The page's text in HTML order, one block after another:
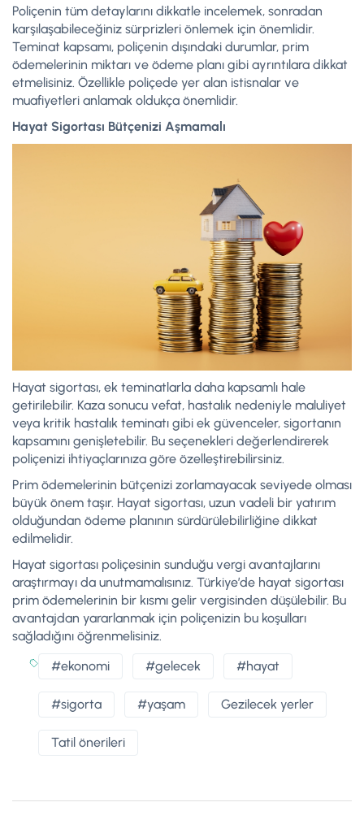
Poliçenin tüm detaylarını dikkatle incelemek, sonradan
karşılaşabileceğiniz sürprizleri önlemek için önemlidir.
Teminat kapsamı, poliçenin dışındaki durumlar, prim
ödemelerinin miktarı ve ödeme planı gibi ayrıntılara dikkat
etmelisiniz. Özellikle poliçede yer alan istisnalar ve
muafiyetleri anlamak oldukça önemlidir.
Hayat Sigortası Bütçenizi Aşmamalı
Hayat sigortası, ek teminatlarla daha kapsamlı hale
getirilebilir. Kaza sonucu vefat, hastalık nedeniyle maluliyet
veya kritik hastalık teminatı gibi ek güvenceler, sigortanın
kapsamını genişletebilir. Bu seçenekleri değerlendirerek
poliçenizi ihtiyaçlarınıza göre özelleştirebilirsiniz.
Prim ödemelerinin bütçenizi zorlamayacak seviyede olması
büyük önem taşır. Hayat sigortası, uzun vadeli bir yatırım
olduğundan ödeme planının sürdürülebilirliğine dikkat
edilmelidir.
Hayat sigortası poliçesinin sunduğu vergi avantajlarını
araştırmayı da unutmamalısınız. Türkiye’de hayat sigortası
prim ödemelerinin bir kısmı gelir vergisinden düşülebilir. Bu
avantajdan yararlanmak için poliçenizin bu koşulları
sağladığını öğrenmelisiniz.
#ekonomi
#gelecek #hayat
#sigorta #yaşam Gezilecek yerler
Tatil önerileri